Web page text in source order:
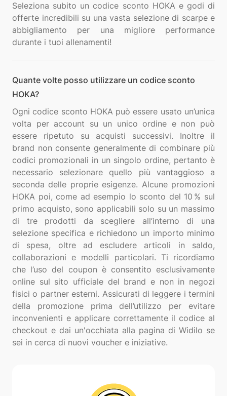
Seleziona subito un codice sconto HOKA e godi di
offerte incredibili su una vasta selezione di scarpe e
abbigliamento per una migliore performance
Quante volte posso utilizzare un codice sconto
HOKA?
Ogni codice sconto HOKA può essere usato un’unica
volta per account su un unico ordine e non può
essere ripetuto su acquisti successivi. Inoltre il
brand non consente generalmente di combinare più
codici promozionali in un singolo ordine, pertanto è
necessario selezionare quello più vantaggioso a
seconda delle proprie esigenze. Alcune promozioni
HOKA poi, come ad esempio lo sconto del 10 % sul
primo acquisto, sono applicabili solo su un massimo
di tre prodotti da scegliere all’interno di una
selezione specifica e richiedono un importo minimo
di spesa, oltre ad escludere articoli in saldo,
collaborazioni e modelli particolari. Ti ricordiamo
che l’uso del coupon è consentito esclusivamente
online sul sito ufficiale del brand e non in negozi
fisici o partner esterni. Assicurati di leggere i termini
della promozione prima dell’utilizzo per evitare
inconvenienti e applicare correttamente il codice al
checkout e dai un'occhiata alla pagina di Widilo se